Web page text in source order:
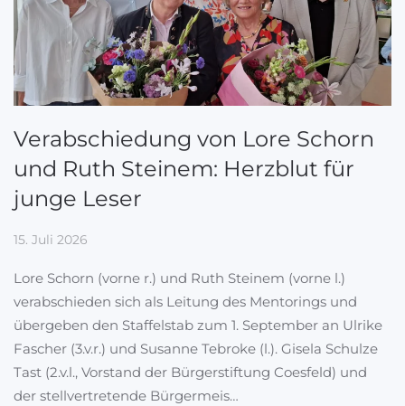
Verabschiedung von Lore Schorn
und Ruth Steinem: Herzblut für
junge Leser
15. Juli 2026
Lore Schorn (vorne r.) und Ruth Steinem (vorne l.)
verabschieden sich als Leitung des Mentorings und
übergeben den Staffelstab zum 1. September an Ulrike
Fascher (3.v.r.) und Susanne Tebroke (l.). Gisela Schulze
Tast (2.v.l., Vorstand der Bürgerstiftung Coesfeld) und
der stellvertretende Bürgermeis…